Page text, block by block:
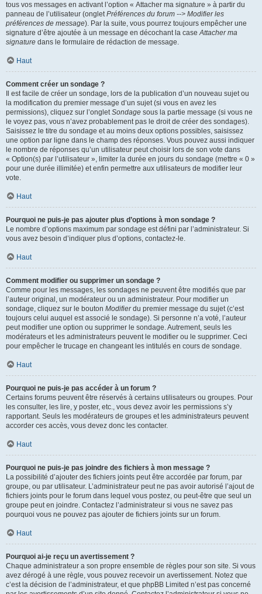
tous vos messages en activant l’option « Attacher ma signature » à partir du
panneau de l’utilisateur (ongletPréférences du forum --> Modifier les
préférences de message). Par la suite, vous pourrez toujours empêcher une
signature d’être ajoutée à un message en décochant la caseAttacher ma
signature dans le formulaire de rédaction de message.
Haut
Comment créer un sondage ?
Il est facile de créer un sondage, lors de la publication d’un nouveau sujet ou
la modification du premier message d’un sujet (si vous en avez les
permissions), cliquez sur l’ongletSondage sous la partie message (si vous ne
le voyez pas, vous n’avez probablement pas le droit de créer des sondages).
Saisissez le titre du sondage et au moins deux options possibles, saisissez
une option par ligne dans le champ des réponses. Vous pouvez aussi indiquer
le nombre de réponses qu’un utilisateur peut choisir lors de son vote dans
« Option(s) par l’utilisateur », limiter la durée en jours du sondage (mettre « 0 »
pour une durée illimitée) et enfin permettre aux utilisateurs de modifier leur
vote.
Haut
Pourquoi ne puis-je pas ajouter plus d’options à mon sondage ?
Le nombre d’options maximum par sondage est défini par l’administrateur. Si
vous avez besoin d’indiquer plus d’options, contactez-le.
Haut
Comment modifier ou supprimer un sondage ?
Comme pour les messages, les sondages ne peuvent être modifiés que par
l’auteur original, un modérateur ou un administrateur. Pour modifier un
sondage, cliquez sur le bouton Modifierdu premier message du sujet (c’est
toujours celui auquel est associé le sondage). Si personne n’a voté, l’auteur
peut modifier une option ou supprimer le sondage. Autrement, seuls les
modérateurs et les administrateurs peuvent le modifier ou le supprimer. Ceci
pour empêcher le trucage en changeant les intitulés en cours de sondage.
Haut
Pourquoi ne puis-je pas accéder à un forum ?
Certains forums peuvent être réservés à certains utilisateurs ou groupes. Pour
les consulter, les lire, y poster, etc., vous devez avoir les permissions s’y
rapportant. Seuls les modérateurs de groupes et les administrateurs peuvent
accorder ces accès, vous devez donc les contacter.
Haut
Pourquoi ne puis-je pas joindre des fichiers à mon message ?
La possibilité d’ajouter des fichiers joints peut être accordée par forum, par
groupe, ou par utilisateur. L’administrateur peut ne pas avoir autorisé l’ajout de
fichiers joints pour le forum dans lequel vous postez, ou peut-être que seul un
groupe peut en joindre. Contactez l’administrateur si vous ne savez pas
pourquoi vous ne pouvez pas ajouter de fichiers joints sur un forum.
Haut
Pourquoi ai-je reçu un avertissement ?
Chaque administrateur a son propre ensemble de règles pour son site. Si vous
avez dérogé à une règle, vous pouvez recevoir un avertissement. Notez que
c’est la décision de l’administrateur, et que phpBB Limited n’est pas concerné